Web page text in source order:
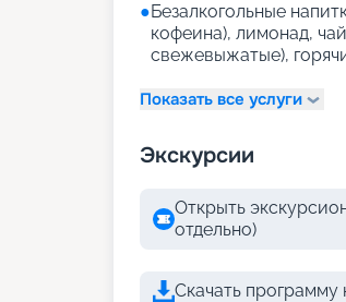
●Безалкогольные
кофеина), лимонад,
свежевыжатые),
Показать все услуги
Экскурсии
Открыть
отдельно)
Скачать программу